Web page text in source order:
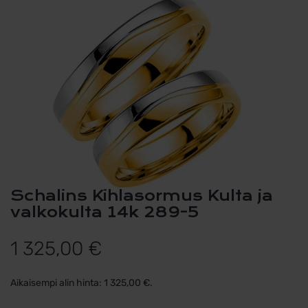
Schalins Kihlasormus Kulta ja
valkokulta 14k 289-5
1 325,00 €
Aikaisempi alin hinta: 1 325,00 €.